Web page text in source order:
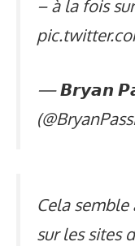
– à la fois
— 𝘽𝙧𝙮𝙖𝙣
Cela
sur les sites